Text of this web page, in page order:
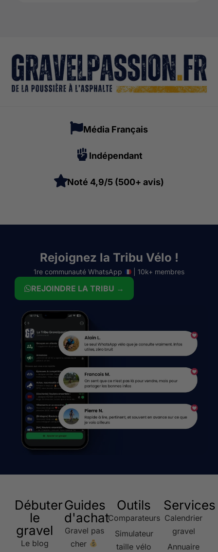
Média Français
Indépendant
Noté 4,9/5 (500+ avis)
Rejoignez la Tribu Vélo !
1re communauté WhatsApp | 10k+ membres
REJOINDRE LA TRIBU →
Débuter
le
gravel
Le blog
Guides
d'achat
Gravel pas
cher
Outils
Comparateurs
Simulateur
taille vélo
Services
Calendrier
gravel
Annuaire